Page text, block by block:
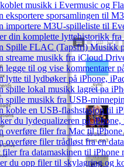
musikk i Evermusic og
eksportere sporsamlingen til
importere M3U-spilleliste til
din komplette lyttehistorikk
Spille FLAC (Tapsfri) Musikk
streame musikk fra iCloud
legge til og vise kommentarer
lytte til lydbøker på iPhone,
spille lokal musikk lagret pa
spille musikk fra USB-
koble en USB-flashstasjon til
du lydequalizeren på
overføre filer fra Mac til iPhone
overføre filer trådløst fra en
fra datamaskinen til iPhone
du opp filer til skylagring og